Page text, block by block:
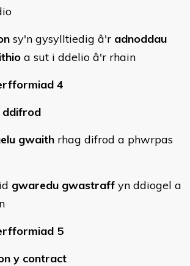
sy'n gysylltiedig â'r adnoddau
a sut i ddelio â'r rhain
4
ddifrod
gwaith rhag difrod a phwrpas
gwaredu gwastraff yn ddiogel a
5
y contract